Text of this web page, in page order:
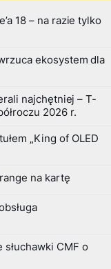
18 – na razie tylko
ekosystem dla
najchętniej – T-
2026 r.
„King of OLED
na kartę
CMF o